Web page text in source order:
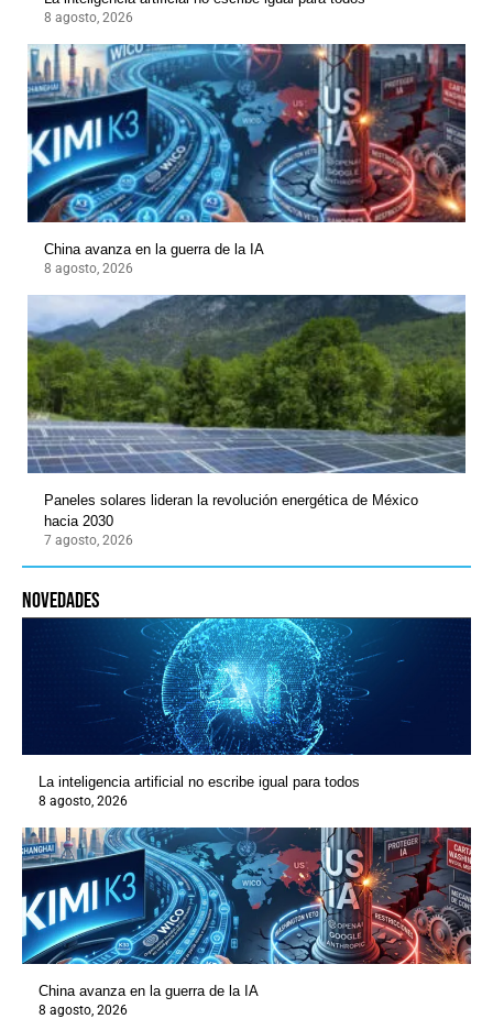
8 agosto, 2026
China avanza en la guerra de la IA
8 agosto, 2026
Paneles solares lideran la revolución energética de México
hacia 2030
7 agosto, 2026
novedades
La inteligencia artificial no escribe igual para todos
8 agosto, 2026
China avanza en la guerra de la IA
8 agosto, 2026